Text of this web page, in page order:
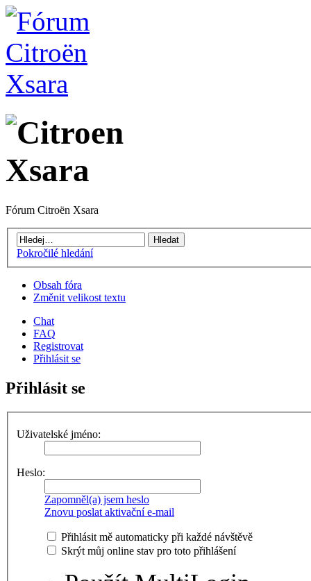
Fórum Citroën Xsara
Pokročilé hledání
Obsah fóra
Změnit velikost textu
Chat
FAQ
Registrovat
Přihlásit se
Přihlásit se
Uživatelské jméno:
Heslo:
Zapomněl(a) jsem heslo
Znovu poslat aktivační e-mail
Přihlásit mě automaticky při každé návštěvě
Skrýt můj online stav pro toto přihlášení